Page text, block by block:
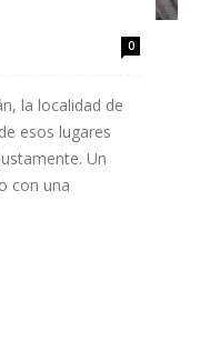
0
la localidad de
esos lugares
Un
con una